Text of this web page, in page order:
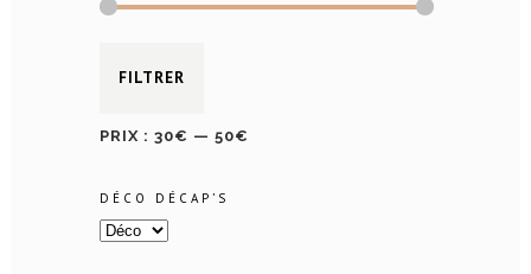
min
maxFILTRER
PRIX : 30€ — 50€
DÉCO DÉCAP’S